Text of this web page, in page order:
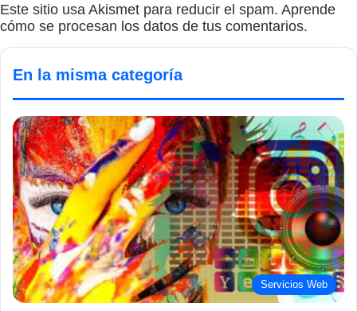
Este sitio usa Akismet para reducir el spam. Aprende
cómo se procesan los datos de tus comentarios.
En la misma categoría
Servicios Web